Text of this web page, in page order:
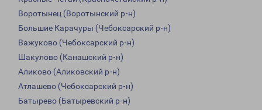
Воротынец (Воротынский р-н)
Большие Карачуры (Чебоксарский р-н)
Важуково (Чебоксарский р-н)
Шакулово (Канашский р-н)
Аликово (Аликовский р-н)
Атлашево (Чебоксарский р-н)
Батырево (Батыревский р-н)